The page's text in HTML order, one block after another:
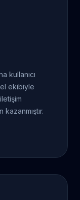
kullanıcı
ekibiyle